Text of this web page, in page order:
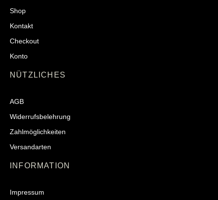
Shop
Kontakt
Checkout
Konto
NÜTZLICHES
AGB
Widerrufsbelehrung
Zahlmöglichkeiten
Versandarten
INFORMATION
Impressum